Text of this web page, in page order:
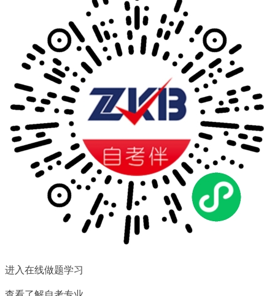
扫一扫关注微信公众号
随时获取自考信息以及各类学
习资料、学习方法、教程。
进入在线做题学习